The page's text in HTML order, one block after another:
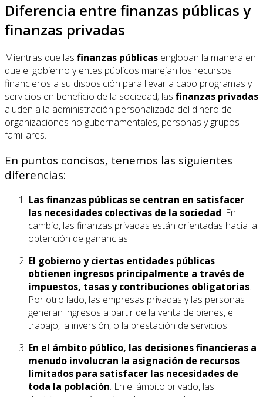
Diferencia entre finanzas públicas y
finanzas privadas
Mientras que las finanzas públicas engloban la manera en
que el gobierno y entes públicos manejan los recursos
financieros a su disposición para llevar a cabo programas y
servicios en beneficio de la sociedad; las finanzas privadas
aluden a la administración personalizada del dinero de
organizaciones no gubernamentales, personas y grupos
familiares.
En puntos concisos, tenemos las siguientes
diferencias:
Las finanzas públicas se centran en satisfacer
las necesidades colectivas de la sociedad. En
cambio, las finanzas privadas están orientadas hacia la
obtención de ganancias.
El gobierno y ciertas entidades públicas
obtienen ingresos principalmente a través de
impuestos, tasas y contribuciones obligatorias.
Por otro lado, las empresas privadas y las personas
generan ingresos a partir de la venta de bienes, el
trabajo, la inversión, o la prestación de servicios.
En el ámbito público, las decisiones financieras a
menudo involucran la asignación de recursos
limitados para satisfacer las necesidades de
toda la población. En el ámbito privado, las